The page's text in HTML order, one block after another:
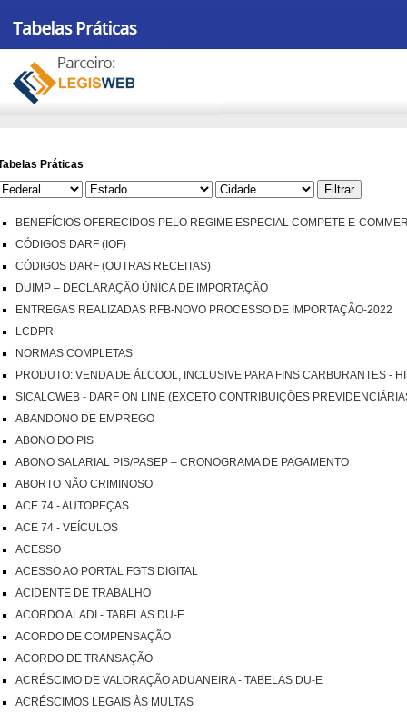
Práticas
BENEFÍCIOS OFERECIDOS PELO REGIME ESPECIAL COMPETE E-
CÓDIGOS DARF (IOF)
CÓDIGOS DARF (OUTRAS RECEITAS)
DUIMP – DECLARAÇÃO ÚNICA DE IMPORTAÇÃO
ENTREGAS REALIZADAS RFB-NOVO PROCESSO DE IMPORTAÇÃO-2022
LCDPR
NORMAS COMPLETAS
PRODUTO: VENDA DE ÁLCOOL, INCLUSIVE PARA FINS CARBURANTES -
SICALCWEB - DARF ON LINE (EXCETO CONTRIBUIÇÕES
ABANDONO DE EMPREGO
ABONO DO PIS
ABONO SALARIAL PIS/PASEP – CRONOGRAMA DE PAGAMENTO
ABORTO NÃO CRIMINOSO
ACE 74 - AUTOPEÇAS
ACE 74 - VEÍCULOS
ACESSO
ACESSO AO PORTAL FGTS DIGITAL
ACIDENTE DE TRABALHO
ACORDO ALADI - TABELAS DU-E
ACORDO DE COMPENSAÇÃO
ACORDO DE TRANSAÇÃO
ACRÉSCIMO DE VALORAÇÃO ADUANEIRA - TABELAS DU-E
ACRÉSCIMOS LEGAIS ÀS MULTAS